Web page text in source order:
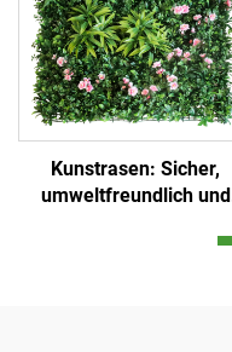
Kunstrasen: Sicher,
umweltfreundlich und